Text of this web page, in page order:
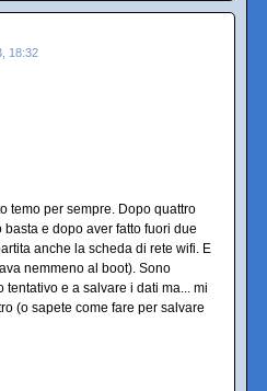
18:32
temo per sempre. Dopo quattro
e dopo aver fatto fuori due
anche la scheda di rete wifi. E
nemmeno al boot). Sono
e a salvare i dati ma... mi
(o sapete come fare per salvare